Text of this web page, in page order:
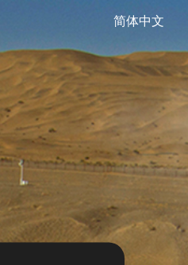
简体中文